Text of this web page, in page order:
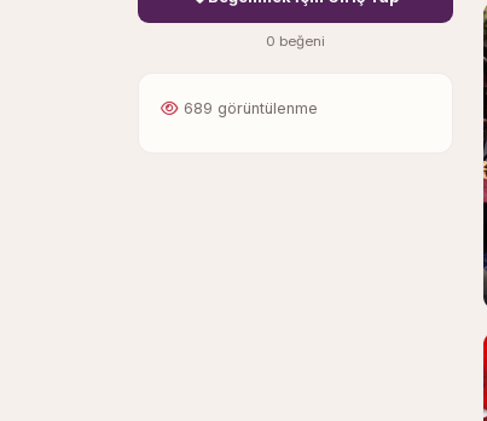
0 beğeni
689 görüntülenme